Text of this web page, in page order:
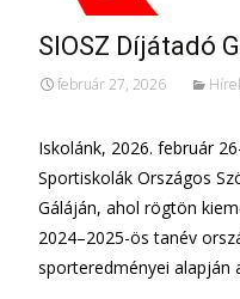
SIOSZ Díjátadó
február 27, 2026
Iskolánk, 2026. február
Sportiskolák Országos
Gáláján, ahol rögtön
2024–2025-ös tanév
sporteredményei alapján